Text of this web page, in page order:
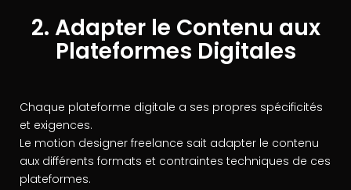
2. Adapter le Contenu aux
Plateformes Digitales
Chaque plateforme digitale a ses propres spécificités
et exigences.
Le motion designer freelance sait adapter le contenu
aux différents formats et contraintes techniques de ces
plateformes.